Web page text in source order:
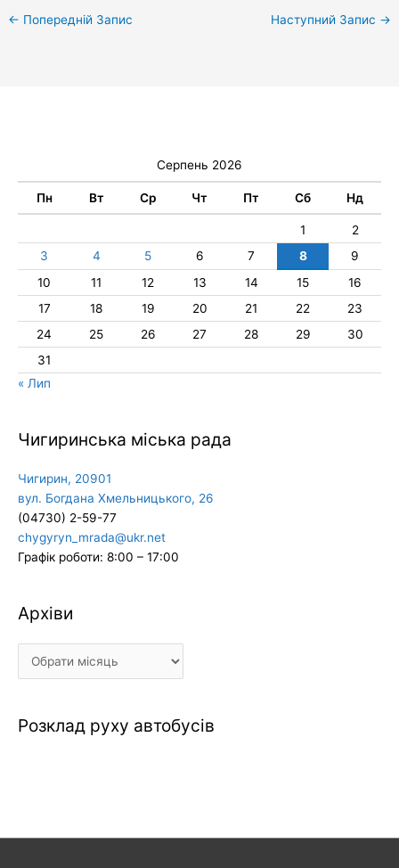
← Попередній Запис Наступний Запис →
Серпень 2026
Пн Вт Ср Чт Пт Сб Нд
1
2
3
4 5 6 7 8
9
10
11 12 13 14 15
16
17
18 19 20 21 22
23
24
25 26 27 28 29
30
31
« Лип
Чигиринська міська рада
Чигирин, 20901
вул. Богдана Хмельницького, 26
(04730) 2-59-77
chygyryn_mrada@ukr.net
Графік роботи: 8:00 – 17:00
Архіви
Архіви
Розклад руху автобусів